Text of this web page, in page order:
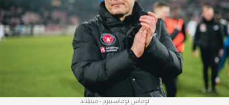
آراء حرة
ركن الألعاب
بطولات
أمريكا 2026
توماس توماسبيرج - ميتيلاند